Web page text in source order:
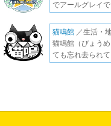
でアールグレイ
猫鳴館 ／生活・
猫鳴館（びょう
ても忘れ去られ